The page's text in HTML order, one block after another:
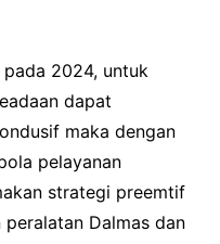
pada 2024, untuk
dapat
maka dengan
pelayanan
strategi preemtif
Dalmas dan